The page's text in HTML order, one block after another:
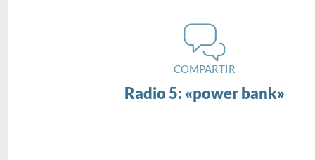
COMPARTIR
Radio 5: «power bank»